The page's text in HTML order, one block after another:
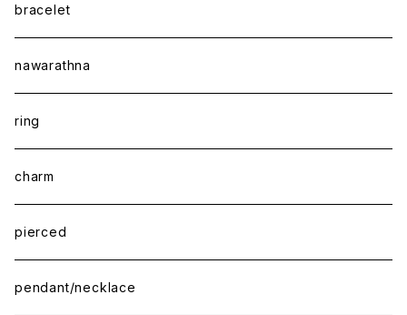
bracelet
nawarathna
ring
charm
pierced
pendant/necklace